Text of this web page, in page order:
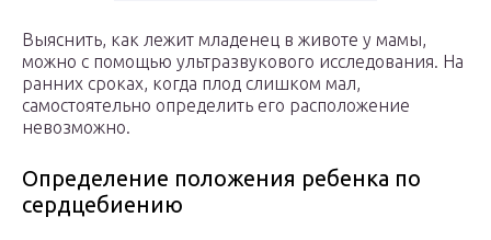
Выяснить, как лежит младенец в животе у мамы,
можно с помощью ультразвукового исследования. На
ранних сроках, когда плод слишком мал,
самостоятельно определить его расположение
невозможно.
Определение положения ребенка по
сердцебиению